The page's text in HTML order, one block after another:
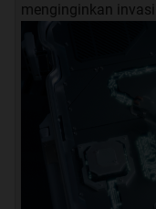
menginginkan invasi